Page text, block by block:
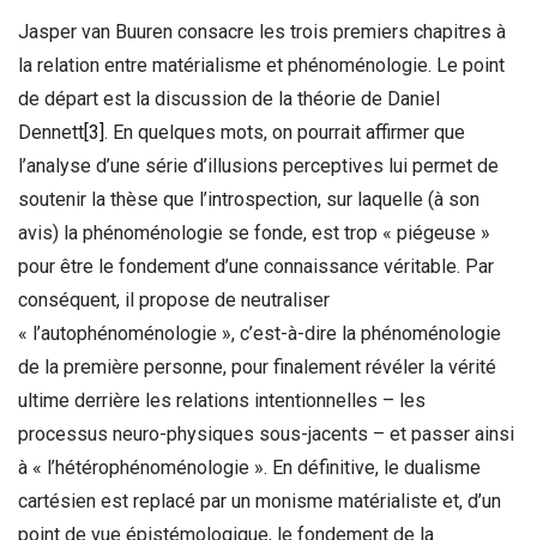
Jasper van Buuren consacre les trois premiers chapitres à
la relation entre matérialisme et phénoménologie. Le point
de départ est la discussion de la théorie de Daniel
Dennett [3] . En quelques mots, on pourrait affirmer que
l’analyse d’une série d’illusions perceptives lui permet de
soutenir la thèse que l’introspection, sur laquelle (à son
avis) la phénoménologie se fonde, est trop « piégeuse »
pour être le fondement d’une connaissance véritable. Par
conséquent, il propose de neutraliser
« l’autophénoménologie », c’est-à-dire la phénoménologie
de la première personne, pour finalement révéler la vérité
ultime derrière les relations intentionnelles – les
processus neuro-physiques sous-jacents – et passer ainsi
à « l’hétérophénoménologie ». En définitive, le dualisme
cartésien est replacé par un monisme matérialiste et, d’un
point de vue épistémologique, le fondement de la